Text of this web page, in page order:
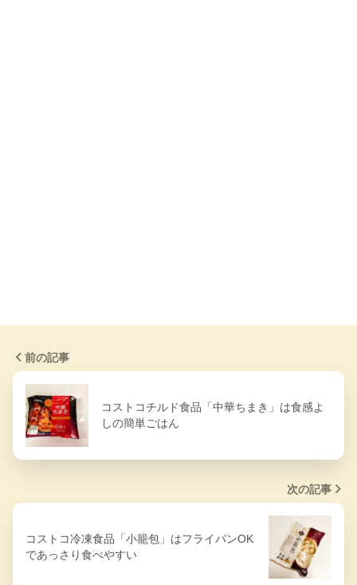
前の記事
コストコチルド食品「中華ちまき」は食感よ
しの簡単ごはん
次の記事
コストコ冷凍食品「小籠包」はフライパンOK
であっさり食べやすい